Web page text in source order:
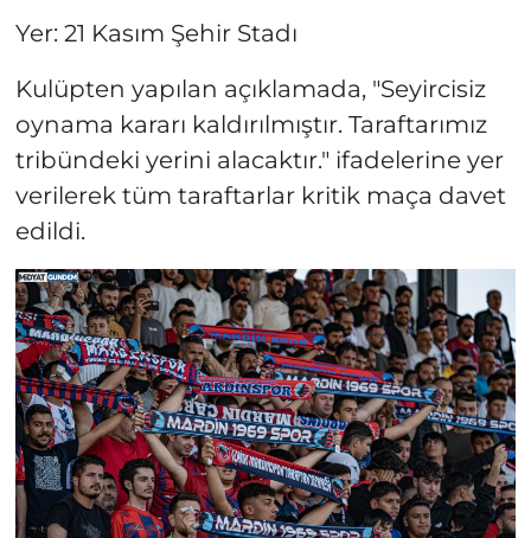
Yer: 21 Kasım Şehir Stadı
Kulüpten yapılan açıklamada, "Seyircisiz
oynama kararı kaldırılmıştır. Taraftarımız
tribündeki yerini alacaktır." ifadelerine yer
verilerek tüm taraftarlar kritik maça davet
edildi.